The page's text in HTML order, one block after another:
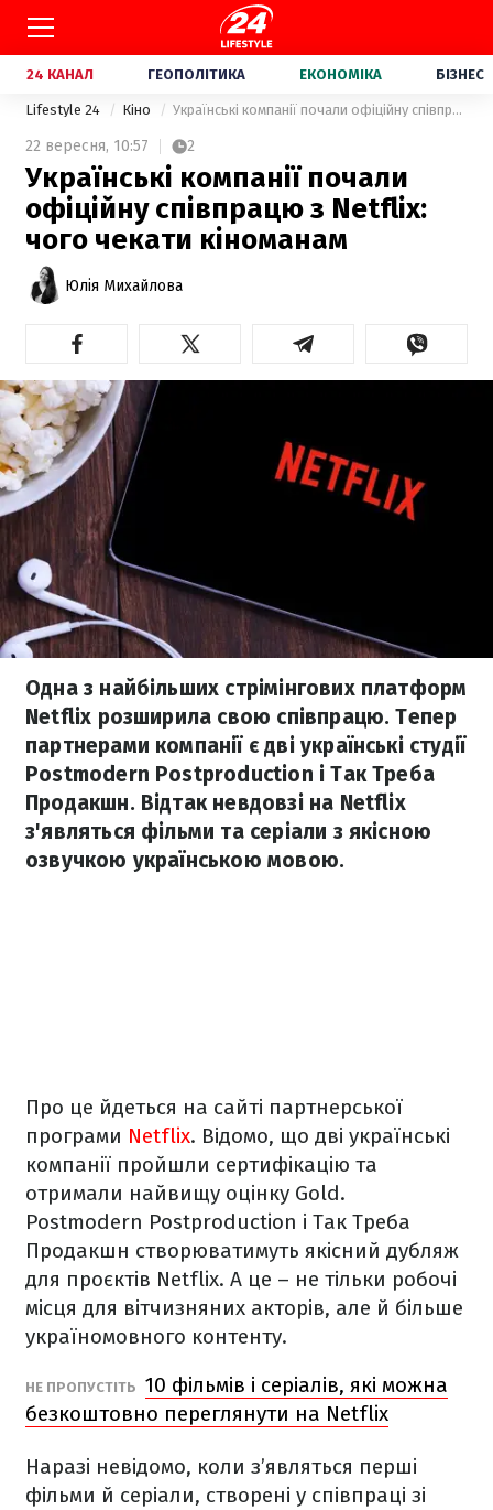
24 КАНАЛ ГЕОПОЛІТИКА ЕКОНОМІКА БІЗНЕС
Lifestyle 24 Кіно Українські компанії почали офіційну співпрацю з Netflix: чого чекати кіноманам
22 вересня, 10:57 2
Українські компанії почали
офіційну співпрацю з Netflix:
чого чекати кіноманам
Юлія Михайлова
Одна з найбільших стрімінгових платформ
Netflix розширила свою співпрацю. Тепер
партнерами компанії є дві українські студії
Postmodern Postproduction і Так Треба
Продакшн. Відтак невдовзі на Netflix
з'являться фільми та серіали з якісною
озвучкою українською мовою.
Про це йдеться на сайті партнерської
програми Netflix. Відомо, що дві українські
компанії пройшли сертифікацію та
отримали найвищу оцінку Gold.
Postmodern Postproduction і Так Треба
Продакшн створюватимуть якісний дубляж
для проєктів Netflix. А це – не тільки робочі
місця для вітчизняних акторів, але й більше
україномовного контенту.
НЕ ПРОПУСТІТЬ 10 фільмів і серіалів, які можна
безкоштовно переглянути на Netflix
Наразі невідомо, коли з’являться перші
фільми й серіали, створені у співпраці зі